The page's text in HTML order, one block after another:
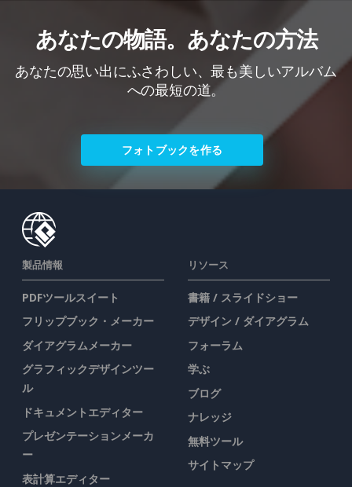
あなたの物語。あなたの方法
あなたの思い出にふさわしい、最も美しいアルバム
への最短の道。
フォトブックを作る
製品情報
PDFツールスイート
フリップブック・メーカー
ダイアグラムメーカー
グラフィックデザインツー
ル
ドキュメントエディター
プレゼンテーションメーカ
ー
表計算エディター
リソース
書籍 / スライドショー
デザイン / ダイアグラム
フォーラム
学ぶ
ブログ
ナレッジ
無料ツール
サイトマップ